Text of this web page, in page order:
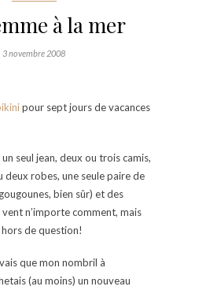
à la mer
3 novembre 2008
pour sept jours de vacances
seul jean, deux ou trois camis,
deux robes, une seule paire de
bien sûr) et des
vent n’importe comment, mais
hors de question!
que mon nombril à
(au moins) un nouveau